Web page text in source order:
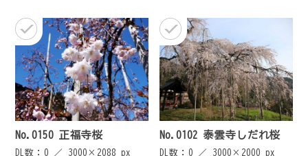
No.0150 正福寺桜
DL数：0 ／ 3000×2088 px
No.0102 泰雲寺しだれ桜
DL数：0 ／ 3000×2000 px